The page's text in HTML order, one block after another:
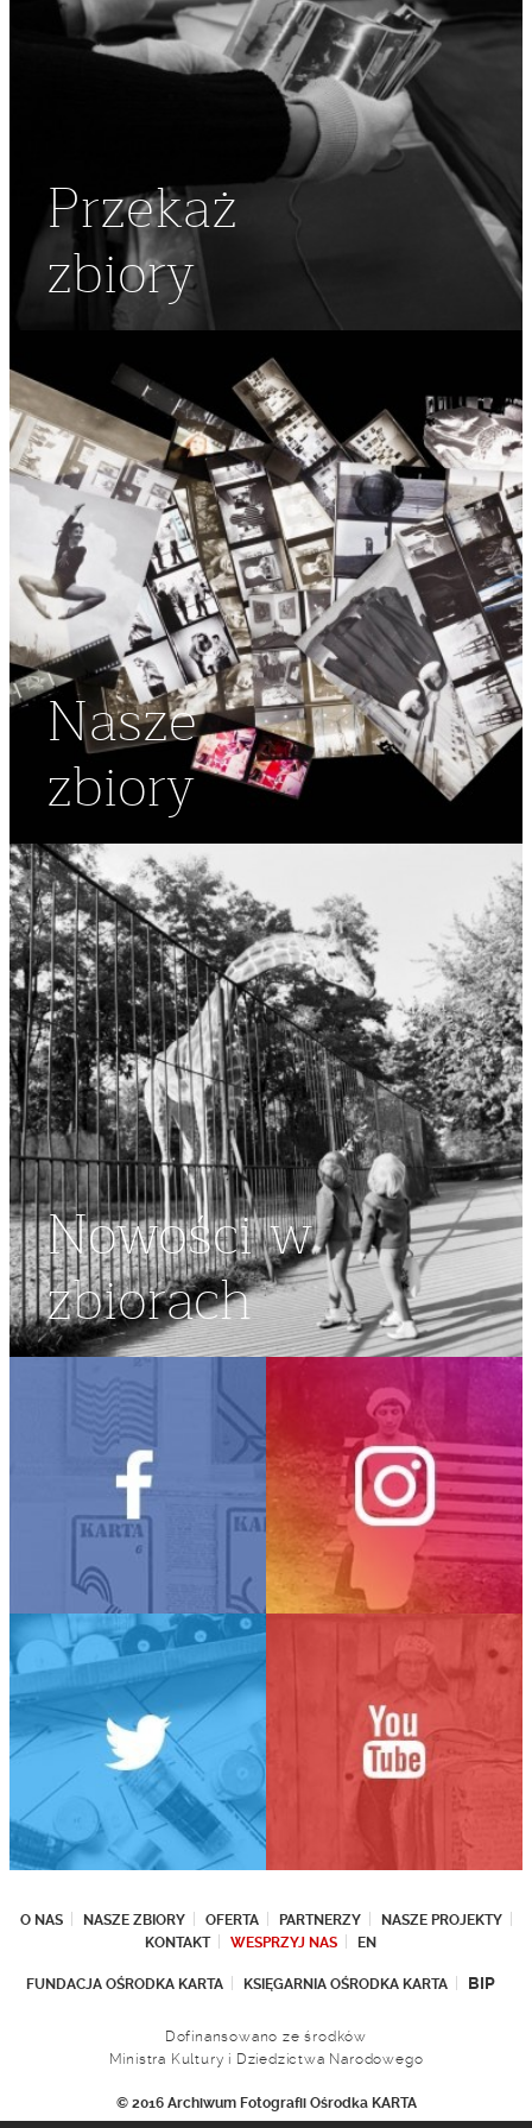
Przekaż
zbiory
Nasze
zbiory
Nowości w
zbiorach
O NAS NASZE ZBIORY OFERTA PARTNERZY
NASZE PROJEKTY
KONTAKT
WESPRZYJ NAS EN
FUNDACJA OŚRODKA KARTA KSIĘGARNIA OŚRODKA KARTA BIP
Dofinansowano ze środków
Ministra Kultury i Dziedzictwa Narodowego
© 2016 Archiwum Fotografii Ośrodka KARTA